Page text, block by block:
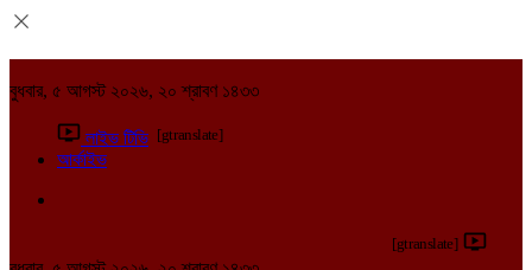
বুধবার, ৫ আগস্ট ২০২৬, ২০ শ্রাবণ ১৪৩৩
লাইভ টিভি [gtranslate]
আর্কাইভ
[gtranslate]